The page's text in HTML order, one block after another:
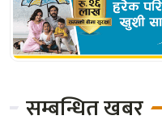
सम्बन्धित खबर